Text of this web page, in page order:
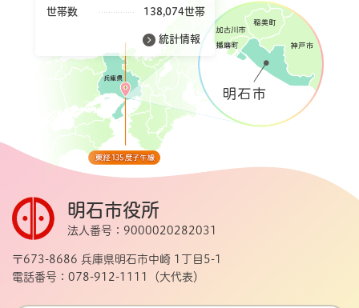
世帯数
138,074世帯
統計情報
明石市役所
法人番号：9000020282031
〒673-8686 兵庫県明石市中崎 1丁目5-1
電話番号：078-912-1111（大代表）